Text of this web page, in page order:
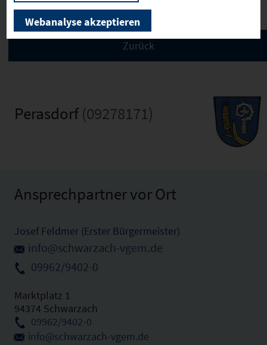
Perasdorf (09278171)
Ansprechpartner vor Ort
Josef Feldmer (Erster Bürgermeister)
info@schwarzach-vgem.de
09962/9402-0
Marktplatz 1
94374 Schwarzach
09962/9402-0
info@schwarzach-vgem.de
Webanalyse akzeptieren